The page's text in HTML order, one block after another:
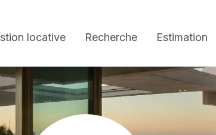
locative Recherche Estimation